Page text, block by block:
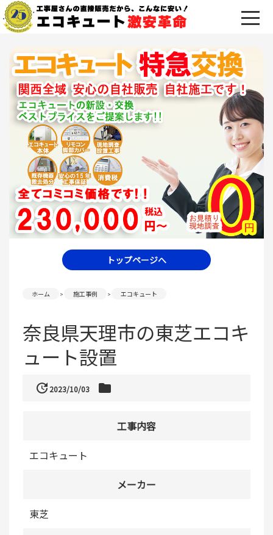
トップページへ
ホーム 施工事例 エコキュート
奈良県天理市の東芝エコキ
ュート設置
update2023/10/03 folder
工事内容
エコキュート
メーカー
東芝